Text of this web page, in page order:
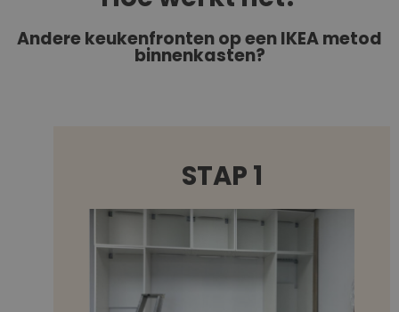
Andere keukenfronten op een IKEA metod
binnenkasten?
STAP 1